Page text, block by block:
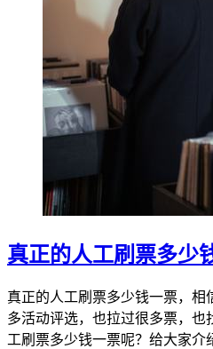
真正的人工刷票多少
真正的人工刷票多少钱一票，相
多活动评选，也拉过很多票，也
工刷票多少钱一票呢？给大家介